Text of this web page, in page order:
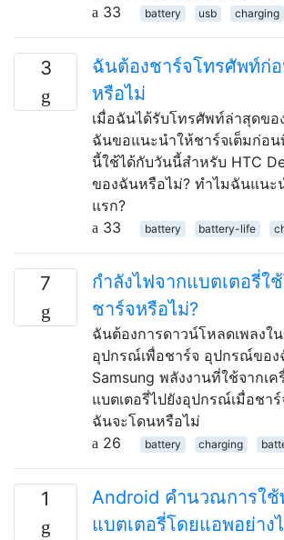
33
battery usb charging
3
ฉันต้องชาร์จโทรศัพท์ก่
หรือไม่
เมื่อฉันได้รับโทรศัพท์ล่าสุดขอ
ฉันขอแนะนำให้ชาร์จเต็มก่อน
นี้ใช้ได้กับวันนี้สำหรับ HTC
ของฉันหรือไม่? ทำไมฉันแนะ
แรก?
33
battery battery-life
7
กำลังไฟจากแบตเตอรี่ใ
ชาร์จหรือไม่?
ฉันต้องการดาวน์โหลดเพลงใ
อุปกรณ์เพื่อชาร์จ อุปกรณ์ของ
Samsung พลังงานที่ใช้จากเ
แบตเตอรี่ไปยังอุปกรณ์เมื่อชา
ฉันจะโดนหรือไม่
26
battery charging
1
Android คำนวณการใช้
แบตเตอรี่โดยแอพอย่าง